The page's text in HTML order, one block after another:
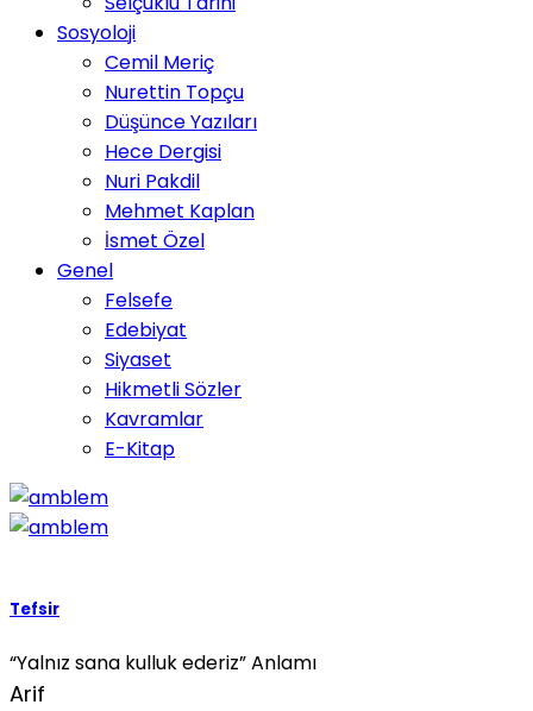
Sosyoloji
Cemil Meriç
Nurettin Topçu
Düşünce Yazıları
Hece Dergisi
Nuri Pakdil
Mehmet Kaplan
İsmet Özel
Genel
Felsefe
Edebiyat
Siyaset
Hikmetli Sözler
Kavramlar
E-Kitap
Tefsir
“Yalnız sana kulluk ederiz” Anlamı
Arif